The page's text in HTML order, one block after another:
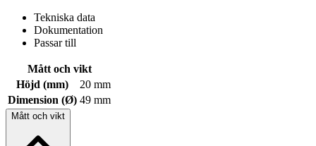
Tekniska data
Dokumentation
Passar till
Mått och vikt
Höjd (mm)
20 mm
Dimension (Ø) 49 mm
Mått och vikt